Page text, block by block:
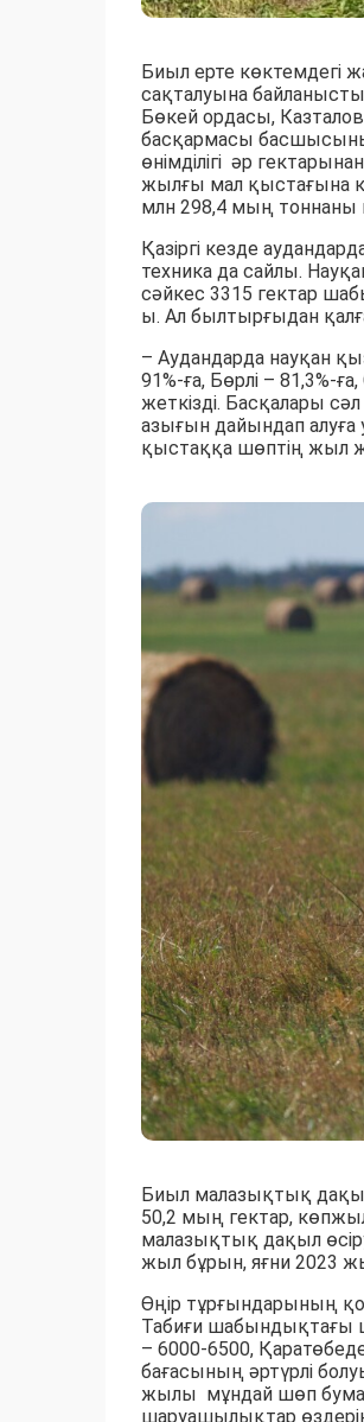
Биыл ерте
сақталуына
Бөкей ордасы,
басқармасы
өнімділігі әр
жылғы мал қыстағына
млн 298,4 мың тоннаны
Қазіргі кезде
техника да сайлы.
сәйкес 3315 гектар
ы. Ал былтырғыдан
– Аудандарда науқан
91%-ға, Бөрлі – 81,3%-
жеткізді. Басқалары
азығын дайындап алуға
қыстаққа шөптің жыл
Биыл малазықтық
50,2 мың гектар,
малазықтық дақыл
жыл бұрын, яғни 2023
Өңір тұрғындарының
Табиғи шабындықтағы
– 6000-6500,
бағасының әртүрлі
жылы мұндай шөп
шаруашылықтар